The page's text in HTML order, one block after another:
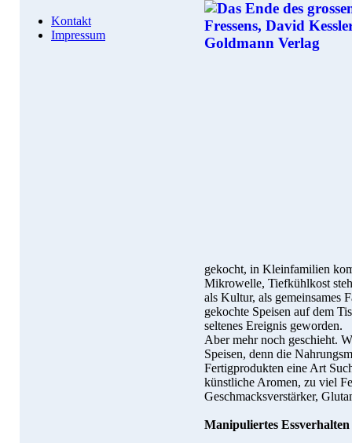
Kontakt
Impressum
gekocht, in Kleinfamilien
Mikrowelle, Tiefkühlkost
als Kultur, als gemeinsames
gekochte Speisen auf dem
seltenes Ereignis geworden.
Aber mehr noch geschieht.
Speisen, denn die
Fertigprodukten eine Art
künstliche Aromen, zu viel
Geschmacksverstärker,
Manipuliertes Essverhalten